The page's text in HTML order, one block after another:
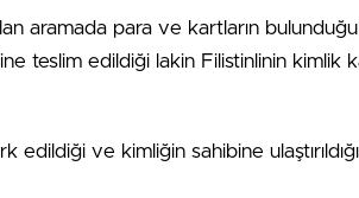
aramada para ve kartların
teslim edildiği lakin Filistinlinin kimlik
ve kimliğin sahibine